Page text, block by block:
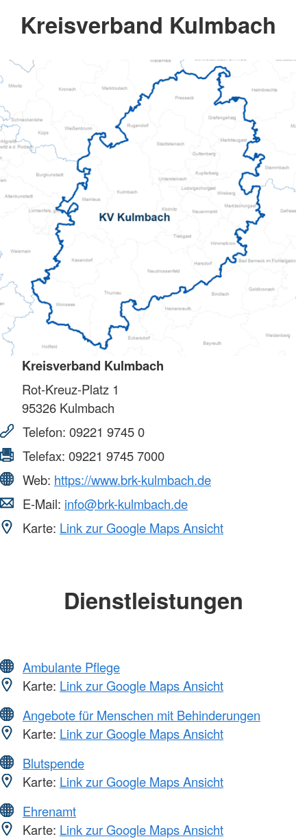
Kreisverband Kulmbach
Kreisverband Kulmbach
Rot-Kreuz-Platz 1
95326 Kulmbach
Telefon: 09221 9745 0
Telefax: 09221 9745 7000
Web: https://www.brk-kulmbach.de
E-Mail: info@brk-kulmbach.de
Karte: Link zur Google Maps Ansicht
Dienstleistungen
Ambulante Pflege
Karte: Link zur Google Maps Ansicht
Angebote für Menschen mit Behinderungen
Karte: Link zur Google Maps Ansicht
Blutspende
Karte: Link zur Google Maps Ansicht
Ehrenamt
Karte: Link zur Google Maps Ansicht